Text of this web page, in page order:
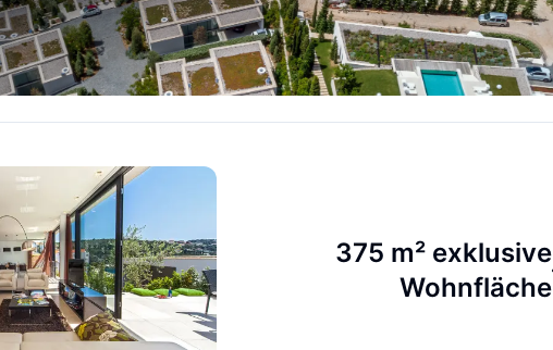
375 m² exklusive
Wohnfläche